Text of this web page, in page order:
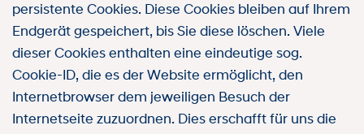
persistente Cookies. Diese Cookies bleiben auf Ihrem
Endgerät gespeichert, bis Sie diese löschen. Viele
dieser Cookies enthalten eine eindeutige sog.
Cookie-ID, die es der Website ermöglicht, den
Internetbrowser dem jeweiligen Besuch der
Internetseite zuzuordnen. Dies erschafft für uns die